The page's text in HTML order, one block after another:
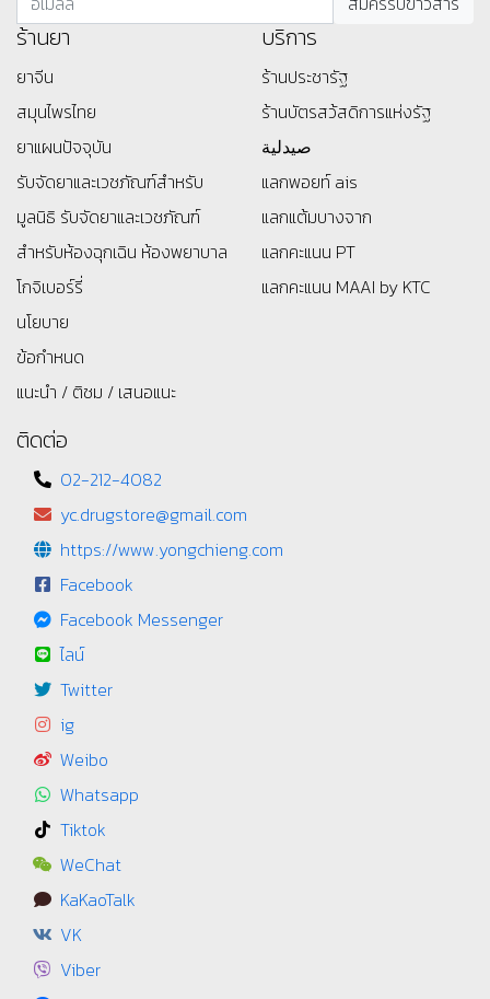
ร้านยา
ยาจีน
สมุนไพรไทย
ยาแผนปัจจุบัน
รับจัดยาและเวชภัณฑ์สำหรับ
มูลนิธิ รับจัดยาและเวชภัณฑ์
สำหรับห้องฉุกเฉิน ห้องพยาบาล
โกจิเบอร์รี่
นโยบาย
ข้อกำหนด
แนะนำ / ติชม / เสนอแนะ
บริการ
ร้านประชารัฐ
ร้านบัตรสว้สดิการแห่งรัฐ
صيدلية
แลกพอยท์ ais
แลกแต้มบางจาก
แลกคะแนน PT
แลกคะแนน MAAI by KTC
ติดต่อ
02-212-4082
yc.drugstore@gmail.com
https://www.yongchieng.com
Facebook
Facebook Messenger
ไลน์
Twitter
ig
Weibo
Whatsapp
Tiktok
WeChat
KaKaoTalk
VK
Viber